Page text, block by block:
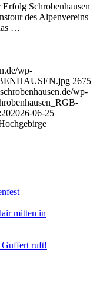
Schrobenhausen
des Alpenvereins
…
wp-
2675
wp-
2026-06-25
mitten in
Guffert ruft!